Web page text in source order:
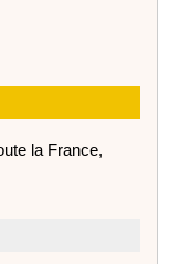
la France,